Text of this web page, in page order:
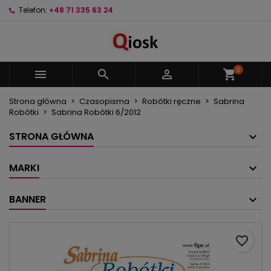
Telefon: +48 71 335 63 24
   shopping_cart0
Strona główna Czasopisma Robótki ręczne
Sabrina
Robótki
Sabrina Robótki 6/2012
STRONA GŁÓWNA
MARKI
BANNER
favorite_border
Nazwa listy życzeń
Anuluj
Musisz być zalogowany by zapisać produkty na
swojej liście życzeń.
Anuluj Zaloguj się